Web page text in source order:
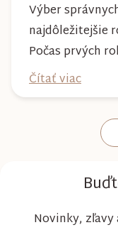
Výber
najdôležitejšie
Počas prvých
plienke väčšinu
nielen
komfort a
Kim & Kimmy
Čítať viac
Novinky,